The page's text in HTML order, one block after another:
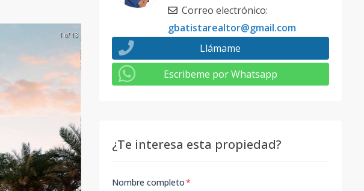
1 of 13
Correo electrónico:
gbatistarealtor@gmail.com
Llámame
Escribeme por Whatsapp
¿Te interesa esta propiedad?
Nombre completo*